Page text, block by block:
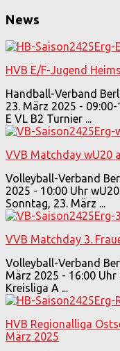
News
HVB E/F-Jugend
Handball-Verband
23. März 2025 -
E VL B2 Turnier ...
VVB Matchday wU20
Volleyball-Verband
2025 - 10:00 Uhr
Sonntag, 23. März ...
VVB Matchday 3.
Volleyball-Verband
März 2025 - 16:00 Uhr
Kreisliga A ...
HVB Regionalliga
März 2025